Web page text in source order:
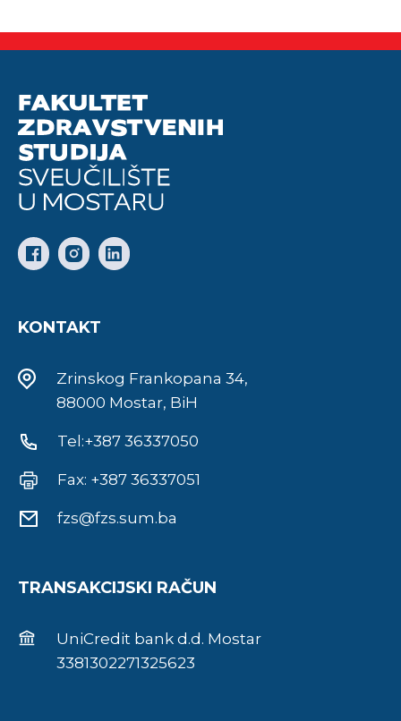
KONTAKT
Zrinskog Frankopana 34,
88000 Mostar, BiH
Tel:+387 36337050
Fax: +387 36337051
fzs@fzs.sum.ba
TRANSAKCIJSKI RAČUN
UniCredit bank d.d. Mostar
3381302271325623